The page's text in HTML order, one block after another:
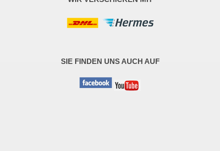
SIE FINDEN UNS AUCH AUF